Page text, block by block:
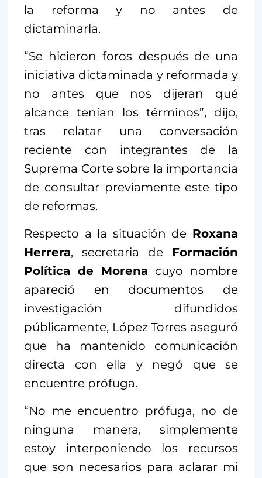
la reforma y no antes de
dictaminarla.
“Se hicieron foros después de una
iniciativa dictaminada y reformada y
no antes que nos dijeran qué
alcance tenían los términos”, dijo,
tras relatar una conversación
reciente con integrantes de la
Suprema Corte sobre la importancia
de consultar previamente este tipo
de reformas.
Respecto a la situación de Roxana
Herrera, secretaria de Formación
Política de Morena cuyo nombre
apareció en documentos de
investigación difundidos
públicamente, López Torres aseguró
que ha mantenido comunicación
directa con ella y negó que se
encuentre prófuga.
“No me encuentro prófuga, no de
ninguna manera, simplemente
estoy interponiendo los recursos
que son necesarios para aclarar mi